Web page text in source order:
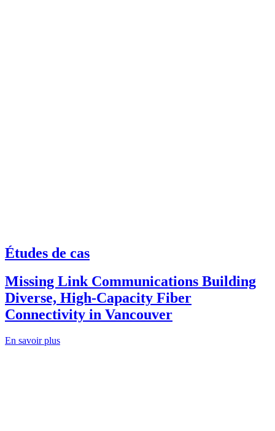
Études de cas
Missing Link Communications Building
Diverse, High-Capacity Fiber
Connectivity in Vancouver
En savoir plus